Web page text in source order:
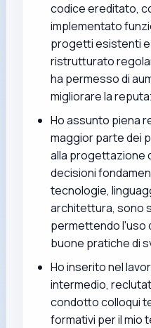
codice ereditato,
implementato
progetti esistenti
ristrutturato
ha permesso di
migliorare la
Ho assunto piena
maggior parte dei
alla progettazione
decisioni
tecnologie,
architettura, sono
permettendo l'uso
buone pratiche di
Ho inserito nel
intermedio,
condotto colloqui
formativi per il mio